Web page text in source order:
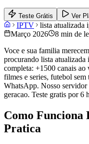
Teste Grátis Ver
IPTV
lista atualizada
Março 2026
8 min de
Voce e sua familia
procurando lista atualizada
completa: +1500 canais
filmes e series, futebol
WhatsApp. Nosso
geracao. Teste gratis por 6
Como Funciona
Pratica